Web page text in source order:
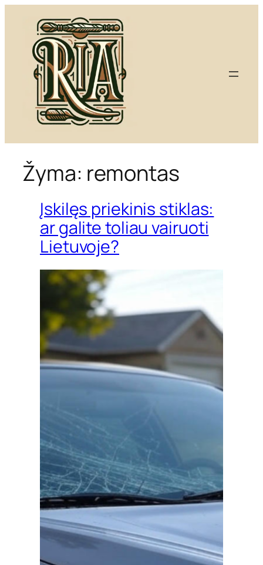
turinio
Žyma: remontas
Įskilęs priekinis stiklas:
ar galite toliau vairuoti
Lietuvoje?